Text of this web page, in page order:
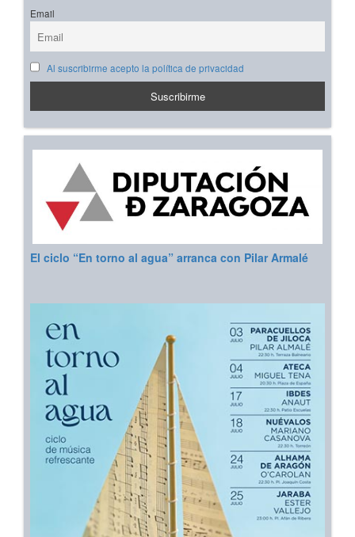
Email
Al suscribirme acepto la política de privacidad
El ciclo “En torno al agua” arranca con Pilar Armalé